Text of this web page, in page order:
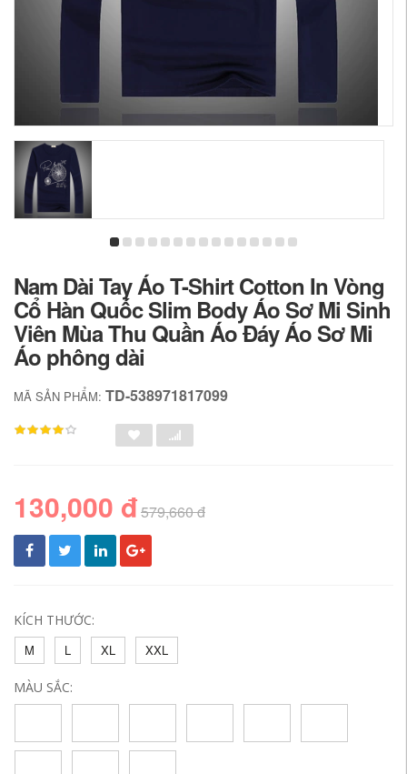
Nam Dài Tay Áo T-Shirt Cotton In Vòng
Cổ Hàn Quốc Slim Body Áo Sơ Mi Sinh
Viên Mùa Thu Quần Áo Đáy Áo Sơ Mi
Áo phông dài
MÃ SẢN PHẨM: TD-538971817099
130,000 đ579,660 đ
KÍCH THƯỚC:
M
L XL XXL
MÀU SẮC: